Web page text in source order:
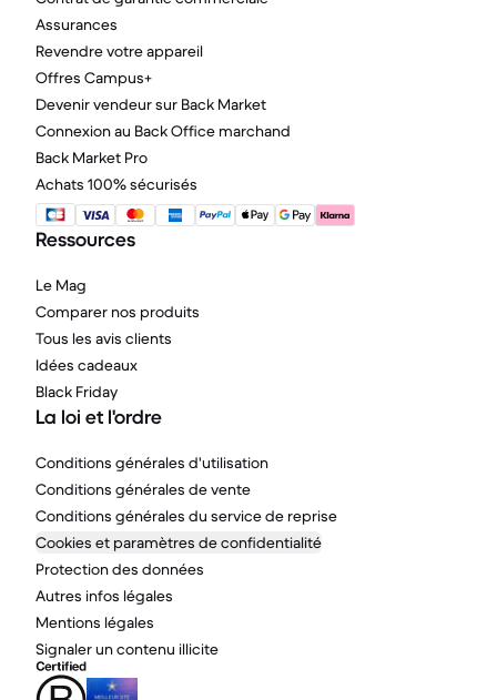
Assurances
Revendre votre appareil
Offres Campus+
Devenir vendeur sur Back Market
Connexion au Back Office marchand
Back Market Pro
Achats 100% sécurisés
Ressources
Le Mag
Comparer nos produits
Tous les avis clients
Idées cadeaux
Black Friday
La loi et l'ordre
Conditions générales d'utilisation
Conditions générales de vente
Conditions générales du service de reprise
Cookies et paramètres de confidentialité
Protection des données
Autres infos légales
Mentions légales
Signaler un contenu illicite